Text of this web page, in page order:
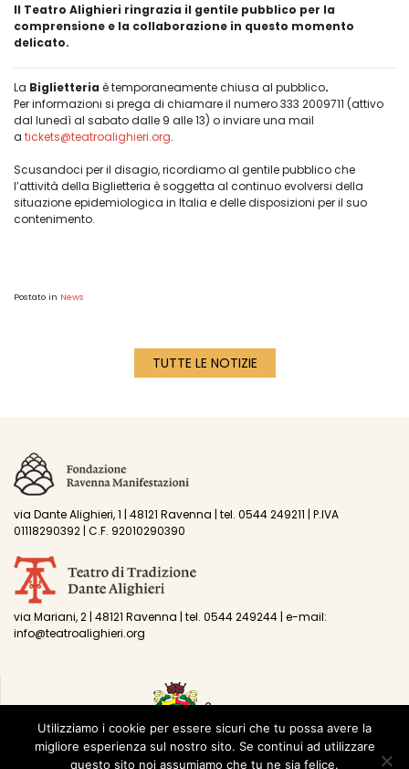
Il Teatro Alighieri ringrazia il gentile pubblico per la
comprensione e la collaborazione in questo momento
delicato.
La Biglietteria è temporaneamente chiusa al pubblico.
Per informazioni si prega di chiamare il numero 333 2009711 (attivo
dal lunedì al sabato dalle 9 alle 13) o inviare una mail
a tickets@teatroalighieri.org.
Scusandoci per il disagio, ricordiamo al gentile pubblico che
l’attività della Biglietteria è soggetta al continuo evolversi della
situazione epidemiologica in Italia e delle disposizioni per il suo
contenimento.
Postato in News
TUTTE LE NOTIZIE
via Dante Alighieri, 1 | 48121 Ravenna | tel. 0544 249211 | P.IVA
01118290392 | C.F. 92010290390
via Mariani, 2 | 48121 Ravenna | tel. 0544 249244 | e-mail:
info@teatroalighieri.org
Utilizziamo i cookie per essere sicuri che tu possa avere la
migliore esperienza sul nostro sito. Se continui ad utilizzare
questo sito noi assumiamo che tu ne sia felice.